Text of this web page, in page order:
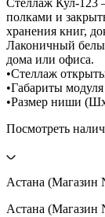
полками и
хранения книг,
Лаконичный
дома или офиса.
•Стеллаж
•Габариты
•Размер ниши
Посмотреть
Астана
Астана (Магазин